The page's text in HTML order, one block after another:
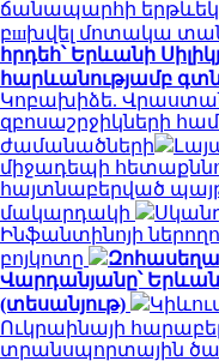
ճանապարհի
բшխվել մոտակա
հրդեհ՝ Երևանի
հարևանությամբ
Կոբախիձե.
զբոսաշրջիկների
ժամանածների
միջադեպի
հայտնաբերված
մակարդակի
Ինֆանտինոյի
բոյկոտը
Վարդանյանը՝
(տեսանյութ)
Ուկրաինայի
տրանսպորտային